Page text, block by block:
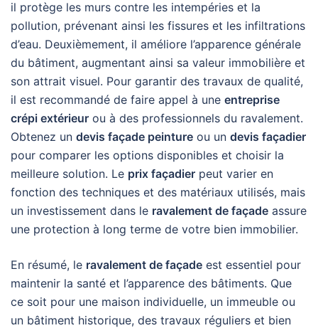
il protège les murs contre les intempéries et la
pollution, prévenant ainsi les fissures et les infiltrations
d’eau. Deuxièmement, il améliore l’apparence générale
du bâtiment, augmentant ainsi sa valeur immobilière et
son attrait visuel. Pour garantir des travaux de qualité,
il est recommandé de faire appel à une entreprise
crépi extérieur ou à des professionnels du ravalement.
Obtenez un devis façade peinture ou un devis façadier
pour comparer les options disponibles et choisir la
meilleure solution. Le prix façadier peut varier en
fonction des techniques et des matériaux utilisés, mais
un investissement dans le ravalement de façade assure
une protection à long terme de votre bien immobilier.
En résumé, le ravalement de façade est essentiel pour
maintenir la santé et l’apparence des bâtiments. Que
ce soit pour une maison individuelle, un immeuble ou
un bâtiment historique, des travaux réguliers et bien